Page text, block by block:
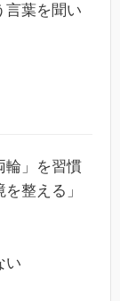
言葉を聞い
輪」を習慣
整える」
い